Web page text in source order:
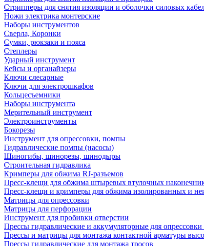
Стрипперы для снятия изоляции и оболочки силовых
Ножи электрика монтерские
Наборы инструментов
Сверла, Коронки
Сумки, рюкзаки и пояса
Степлеры
Ударный инструмент
Кейсы и органайзеры
Ключи слесарные
Ключи для электрошкафов
Кольцесъемники
Наборы инструмента
Мерительный инструмент
Электроинструменты
Бокорезы
Инструмент для опрессовки, помпы
Гидравлические помпы (насосы)
Шиногибы, шинорезы, шинодыры
Строительная гидравлика
Кримперы для обжима RJ-разъемов
Пресс-клещи для обжима штыревых втулочных
Пресс-клещи и кримперы для обжима изолированных и
Матрицы для опрессовки
Матрицы для перфорации
Инструмент для пробивки отверстии
Прессы гидравлические и аккумуляторные для
Прессы и матрицы для монтажа контактной арматуры
Прессы гидравлические для монтажа тросов